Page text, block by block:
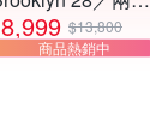
漾寢飾 限時優惠
斜背包均一價-多
可選
8,999 $13,800
商品熱銷中